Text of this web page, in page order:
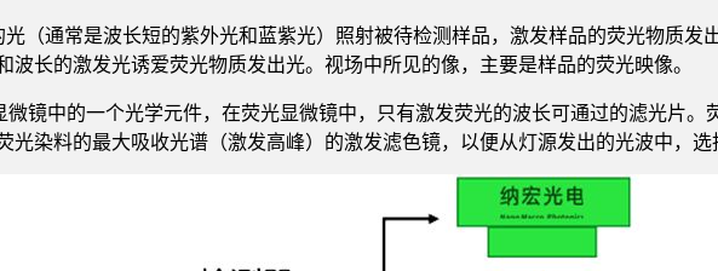
光（通常是波长短的紫外光和蓝紫光）照射被待检测样品，激发样品的荧光物质发
长的激发光诱爱荧光物质发出光。视场中所见的像，主要是样品的荧光映像。
镜中的一个光学元件，在荧光显微镜中，只有激发荧光的波长可通过的滤光片。
染料的最大吸收光谱（激发高峰）的激发滤色镜，以便从灯源发出的光波中，选